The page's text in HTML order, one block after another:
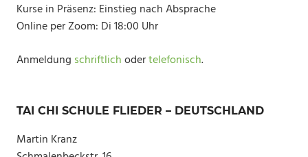
Kurse in Präsenz: Einstieg nach Absprache
Online per Zoom: Di 18:00 Uhr
Anmeldung schriftlichodertelefonisch.
TAI CHI SCHULE FLIEDER – DEUTSCHLAND
Martin Kranz